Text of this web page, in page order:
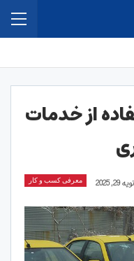
از خدمات
معرفی کسب و کار 29, 2025